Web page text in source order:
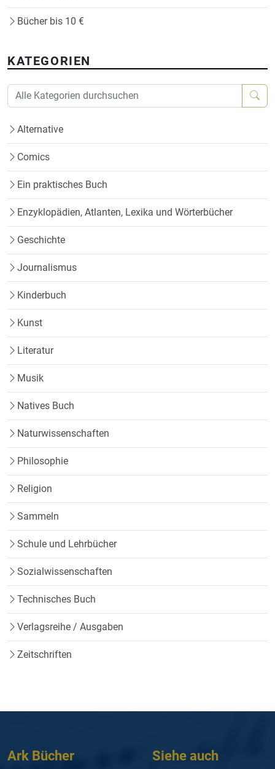
Bücher bis 10 €
KATEGORIEN
Alternative
Comics
Ein praktisches Buch
Enzyklopädien, Atlanten, Lexika und Wörterbücher
Geschichte
Journalismus
Kinderbuch
Kunst
Literatur
Musik
Natives Buch
Naturwissenschaften
Philosophie
Religion
Sammeln
Schule und Lehrbücher
Sozialwissenschaften
Technisches Buch
Verlagsreihe / Ausgaben
Zeitschriften
Ark Bücher Siehe auch